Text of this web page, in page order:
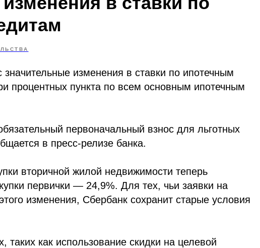
изменения в ставки по ипотечным
процентных пункта по всем основным ипотечным
первоначальный взнос для льготных
в пресс-релизе банка.
вторичной жилой недвижимости теперь
первички — 24,9%. Для тех, чьи заявки на
изменения, Сбербанк сохранит старые условия
таких как использование скидки на целевой